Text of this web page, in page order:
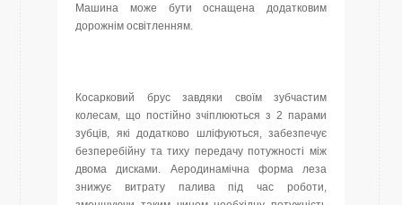
Машина може бути оснащена додатковим
дорожнім освітленням.
Косарковий брус завдяки своїм зубчастим
колесам, що постійно зчіплюються з 2 парами
зубців, які додатково шліфуються, забезпечує
безперебійну та тиху передачу потужності між
двома дисками. Аеродинамічна форма леза
знижує витрату палива під час роботи,